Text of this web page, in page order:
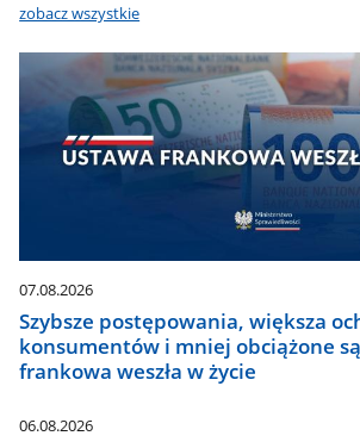
zobacz wszystkie
07.08.2026
Szybsze postępowania, większa
konsumentów i mniej obciążone
frankowa weszła w życie
06.08.2026